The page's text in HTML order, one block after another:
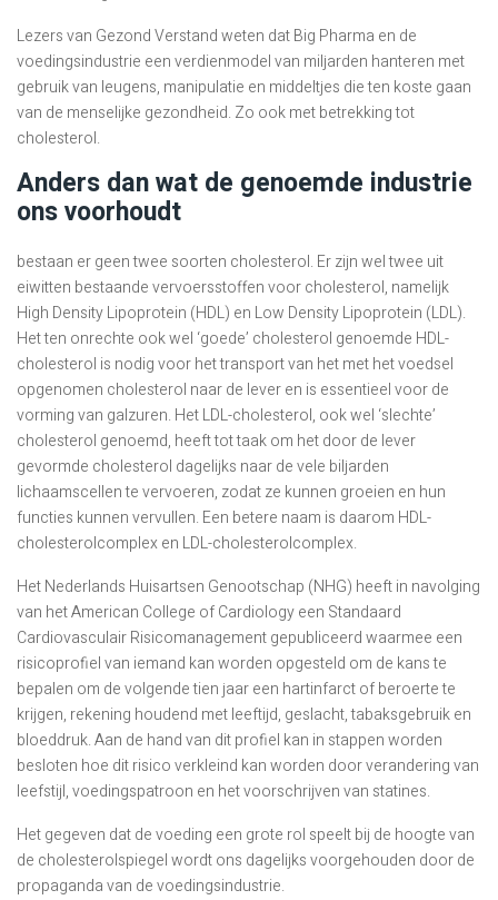
Lezers van Gezond Verstand weten dat Big Pharma en de
voedingsindustrie een verdienmodel van miljarden hanteren met
gebruik van leugens, manipulatie en middeltjes die ten koste gaan
van de menselijke gezondheid. Zo ook met betrekking tot
cholesterol.
Anders dan wat de genoemde industrie
ons voorhoudt
bestaan er geen twee soorten cholesterol. Er zijn wel twee uit
eiwitten bestaande vervoersstoffen voor cholesterol, namelijk
High Density Lipoprotein (HDL) en Low Density Lipoprotein (LDL).
Het ten onrechte ook wel ‘goede’ cholesterol genoemde HDL-
cholesterol is nodig voor het transport van het met het voedsel
opgenomen cholesterol naar de lever en is essentieel voor de
vorming van galzuren. Het LDL-cholesterol, ook wel ‘slechte’
cholesterol genoemd, heeft tot taak om het door de lever
gevormde cholesterol dagelijks naar de vele biljarden
lichaamscellen te vervoeren, zodat ze kunnen groeien en hun
functies kunnen vervullen. Een betere naam is daarom HDL-
cholesterolcomplex en LDL-cholesterolcomplex.
Het Nederlands Huisartsen Genootschap (NHG) heeft in navolging
van het American College of Cardiology een Standaard
Cardiovasculair Risicomanagement gepubliceerd waarmee een
risicoprofiel van iemand kan worden opgesteld om de kans te
bepalen om de volgende tien jaar een hartinfarct of beroerte te
krijgen, rekening houdend met leeftijd, geslacht, tabaksgebruik en
bloeddruk. Aan de hand van dit profiel kan in stappen worden
besloten hoe dit risico verkleind kan worden door verandering van
leefstijl, voedingspatroon en het voorschrijven van statines.
Het gegeven dat de voeding een grote rol speelt bij de hoogte van
de cholesterolspiegel wordt ons dagelijks voorgehouden door de
propaganda van de voedingsindustrie.